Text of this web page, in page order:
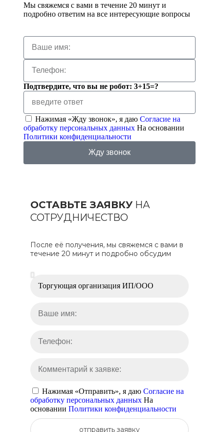
Мы свяжемся с вами в течение 20 минут и
подробно ответим на все интересующие вопросы
Подтвердите, что вы не робот: 3+15=?
Нажимая «Жду звонок», я даю Согласие на
обработку персональных данных На основании
Политики конфиденциальности
Жду звонок
ОСТАВЬТЕ ЗАЯВКУНА
СОТРУДНИЧЕСТВО
После её получения, мы свяжемся с вами в
течение 20 минут и подробно обсудим
Нажимая «Отправить», я даю Согласие на
обработку персональных данных На
основании Политики конфиденциальности
отправить заявку